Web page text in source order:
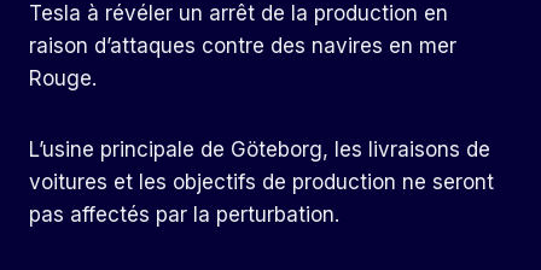
Tesla à révéler un arrêt de la production en
raison d’attaques contre des navires en mer
Rouge.
L’usine principale de Göteborg, les livraisons de
voitures et les objectifs de production ne seront
pas affectés par la perturbation.